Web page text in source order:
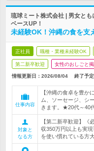
琉球ミート株式会社 | 男女と
ベースUP！
未経験OK！沖縄の食を支
正社員 職種・業種未経験OK
第二新卒歓迎 女性のおしごと
情報更新日：2026/08/04 終了予定
仕事内容
【沖縄の食卓を豊か
ム、ソーセージ、シ
きます。★20代～40
対象と
なる方
【第二新卒歓迎】
収350万円以上も実
を使い慣れている方